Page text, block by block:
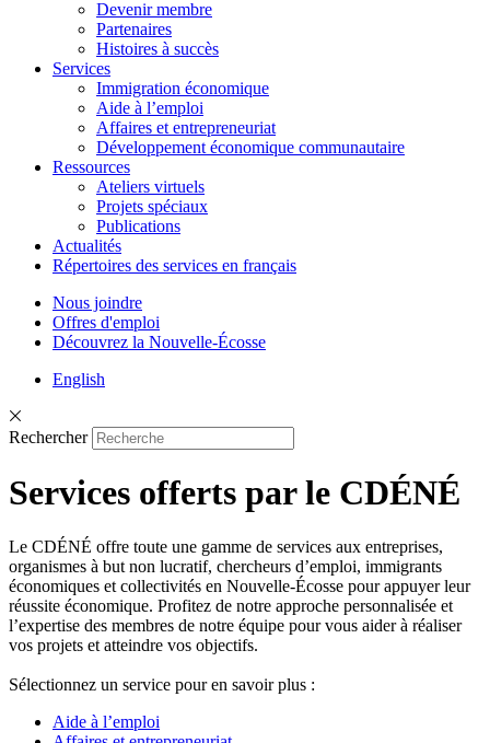
Devenir membre
Partenaires
Histoires à succès
Services
Immigration économique
Aide à l’emploi
Affaires et entrepreneuriat
Développement économique communautaire
Ressources
Ateliers virtuels
Projets spéciaux
Publications
Actualités
Répertoires des services en français
Nous joindre
Offres d'emploi
Découvrez la Nouvelle-Écosse
English
Rechercher
Services offerts par le CDÉNÉ
Le CDÉNÉ offre toute une gamme de services aux entreprises,
organismes à but non lucratif, chercheurs d’emploi, immigrants
économiques et collectivités en Nouvelle-Écosse pour appuyer leur
réussite économique. Profitez de notre approche personnalisée et
l’expertise des membres de notre équipe pour vous aider à réaliser
vos projets et atteindre vos objectifs.
Sélectionnez un service pour en savoir plus :
Aide à l’emploi